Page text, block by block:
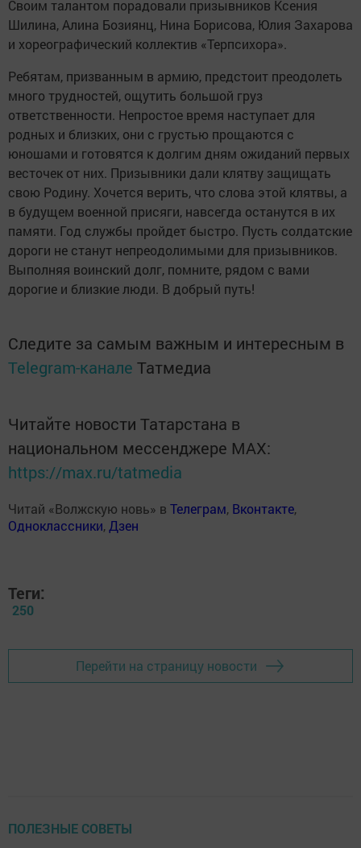
Своим талантом порадовали призывников Ксения
Шилина, Алина Бозиянц, Нина Борисова, Юлия Захарова
и хореографический коллектив «Терпсихора».
Ребятам, призванным в армию, предстоит преодолеть
много трудностей, ощутить большой груз
ответственности. Непростое время наступает для
родных и близких, они с грустью прощаются с
юношами и готовятся к долгим дням ожиданий первых
весточек от них. Призывники дали клятву защищать
свою Родину. Хочется верить, что слова этой клятвы, а
в будущем военной присяги, навсегда останутся в их
памяти. Год службы пройдет быстро. Пусть солдатские
дороги не станут непреодолимыми для призывников.
Выполняя воинский долг, помните, рядом с вами
дорогие и близкие люди. В добрый путь!
Следите за самым важным и интересным в
Telegram-канале Татмедиа
Читайте новости Татарстана в
национальном мессенджере MАХ:
https://max.ru/tatmedia
Читай «Волжскую новь» в Телеграм, Вконтакте,
Одноклассники, Дзен
Теги:
250
Перейти на страницу новости
ПОЛЕЗНЫЕ СОВЕТЫ